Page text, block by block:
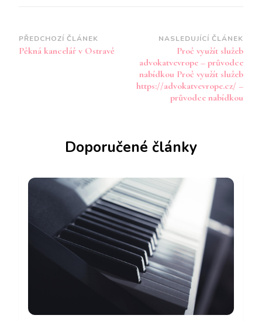
Navigace
příspěvku
PŘEDCHOZÍ ČLÁNEK
Pěkná kancelář v Ostravě
NASLEDUJÍCÍ ČLÁNEK
Proč využít služeb
advokatvevrope – průvodce
nabídkou Proč využít služeb
https://advokatvevrope.cz/ –
průvodce nabídkou
Doporučené články